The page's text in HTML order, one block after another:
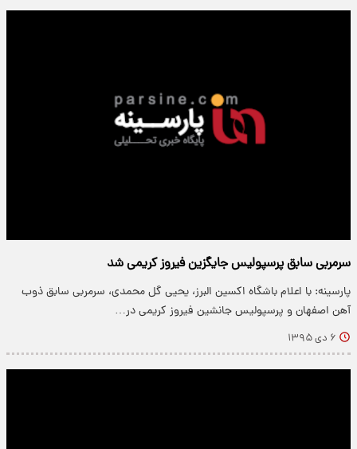
سرمربی سابق پرسپولیس جایگزین فیروز کریمی شد
پارسینه: با اعلام باشگاه اکسین البرز، یحیی گل محمدی، سرمربی سابق ذوب
آهن اصفهان و پرسپولیس جانشین فیروز کریمی در…
۶ دی ۱۳۹۵